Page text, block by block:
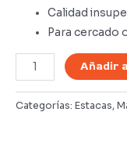
Calidad
Para cercado
Estaca
Recta
2.35m
Añadir
Categorías: Estacas,